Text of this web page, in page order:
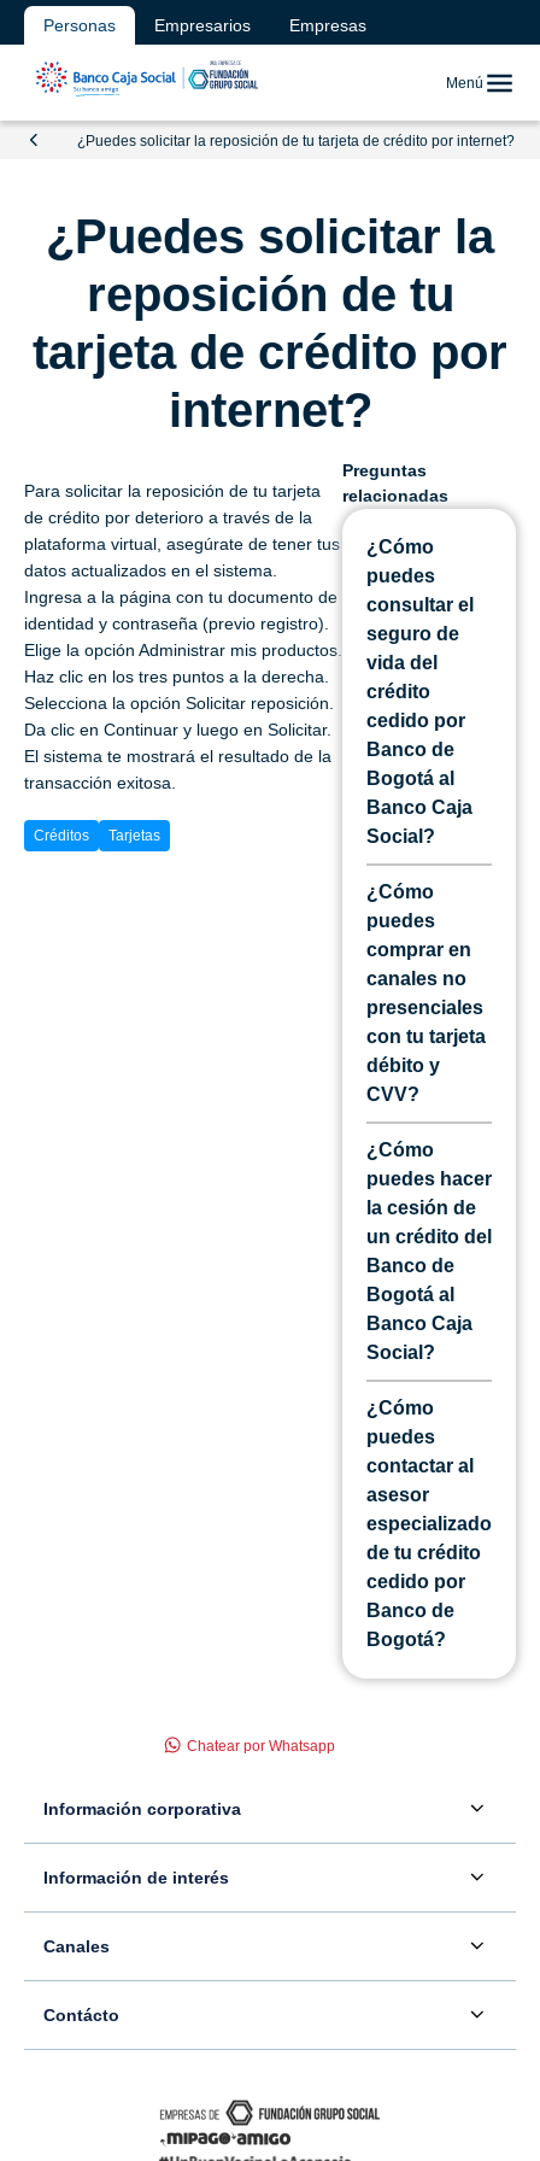
Personas Empresarios Empresas
Menú
¿Puedes solicitar la reposición de tu tarjeta de crédito por internet?
¿Puedes solicitar la
reposición de tu
tarjeta de crédito por
internet?
Para solicitar la reposición de tu tarjeta
de crédito por deterioro a través de la
plataforma virtual, asegúrate de tener tus
datos actualizados en el sistema.
Ingresa a la página con tu documento de
identidad y contraseña (previo registro).
Elige la opción Administrar mis productos.
Haz clic en los tres puntos a la derecha.
Selecciona la opción Solicitar reposición.
Da clic en Continuar y luego en Solicitar.
El sistema te mostrará el resultado de la
transacción exitosa.
Créditos Tarjetas
Preguntas
relacionadas
¿Cómo
puedes
consultar el
seguro de
vida del
crédito
cedido por
Banco de
Bogotá al
Banco Caja
Social?
¿Cómo
puedes
comprar en
canales no
presenciales
con tu tarjeta
débito y
CVV?
¿Cómo
puedes hacer
la cesión de
un crédito del
Banco de
Bogotá al
Banco Caja
Social?
¿Cómo
puedes
contactar al
asesor
especializado
de tu crédito
cedido por
Banco de
Bogotá?
Información corporativa
Información para inversionistas
Sala de prensa
Información adicional
Trabaje con nosotros
Información de interés
Servicio - Atención al Consumidor financiero
Tutoriales canales digitales
Canales
Ubíquenos
Directorios alternos
Contácto
Chatear por Whatsapp